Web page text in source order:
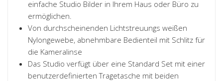
einfache Studio Bilder in Ihrem Haus oder Büro zu
ermöglichen.
Von durchscheinenden Lichtstreuungs weißen
Nylongewebe, abnehmbare Bedienteil mit Schlitz für
die Kameralinse
Das Studio verfügt über eine Standard Set mit einer
benutzerdefinierten Tragetasche mit beiden